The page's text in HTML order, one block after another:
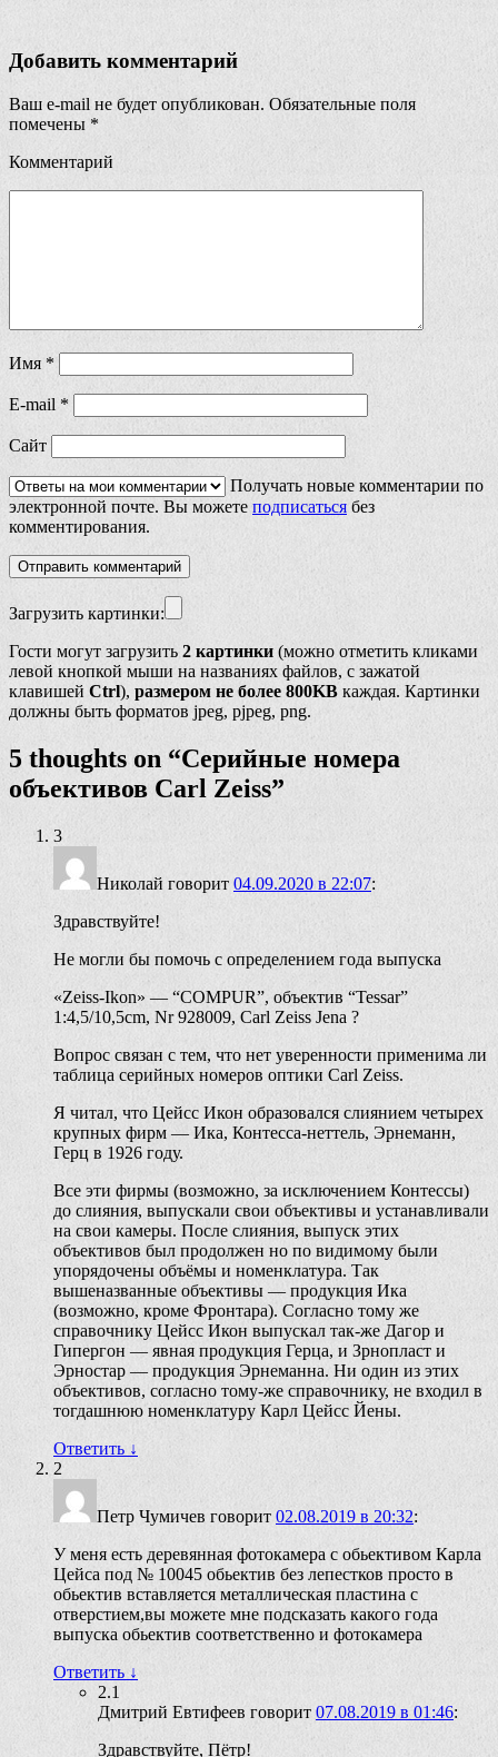
Добавить комментарий
Ваш e-mail не будет опубликован. Обязательные поля
помечены *
Комментарий
Имя *
E-mail *
Сайт
Получать новые комментарии по
электронной почте. Вы можете подписаться без
комментирования.
Загрузить картинки:
Гости могут загрузить 2 картинки (можно отметить кликами
левой кнопкой мыши на названиях файлов, с зажатой
клавишей Ctrl), размером не более 800KB каждая. Картинки
должны быть форматов jpeg, pjpeg, png.
5 thoughts on “Серийные номера
объективов Carl Zeiss”
3
Николай говорит 04.09.2020 в 22:07:
Здравствуйте!
Не могли бы помочь с определением года выпуска
«Zeiss-Ikon» — “COMPUR”, объектив “Tessar”
1:4,5/10,5cm, Nr 928009, Carl Zeiss Jena ?
Вопрос связан с тем, что нет уверенности применима ли
таблица серийных номеров оптики Carl Zeiss.
Я читал, что Цейсс Икон образовался слиянием четырех
крупных фирм — Ика, Контесса-неттель, Эрнеманн,
Герц в 1926 году.
Все эти фирмы (возможно, за исключением Контессы)
до слияния, выпускали свои объективы и устанавливали
на свои камеры. После слияния, выпуск этих
объективов был продолжен но по видимому были
упорядочены объёмы и номенклатура. Так
вышеназванные объективы — продукция Ика
(возможно, кроме Фронтара). Согласно тому же
справочнику Цейсс Икон выпускал так-же Дагор и
Гипергон — явная продукция Герца, и Зрнопласт и
Эрностар — продукция Эрнеманна. Ни один из этих
объективов, согласно тому-же справочнику, не входил в
тогдашнюю номенклатуру Карл Цейсс Йены.
Ответить ↓
2
Петр Чумичев говорит 02.08.2019 в 20:32:
У меня есть деревянная фотокамера с обьективом Карла
Цейса под № 10045 обьектив без лепестков просто в
обьектив вставляется металлическая пластина с
отверстием,вы можете мне подсказать какого года
выпуска обьектив соответственно и фотокамера
Ответить ↓
2.1
Дмитрий Евтифеев говорит 07.08.2019 в 01:46:
Здравствуйте, Пётр!